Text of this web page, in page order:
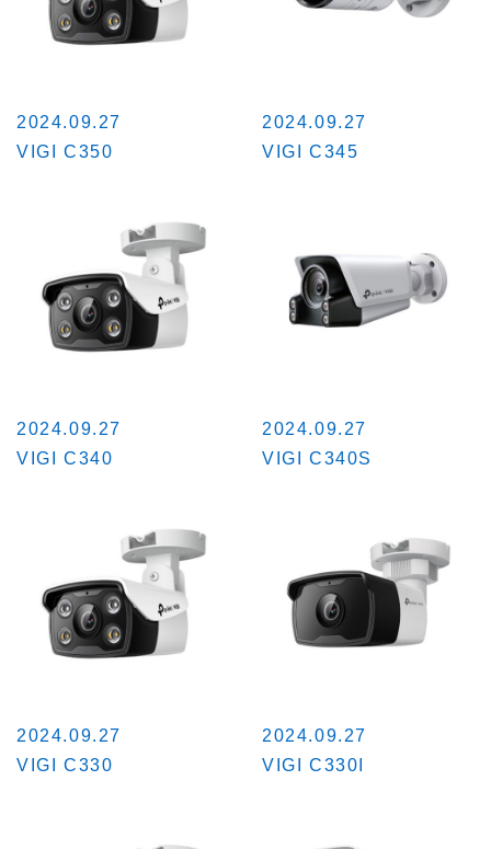
2024.09.27
VIGI C350
2024.09.27
VIGI C345
2024.09.27
VIGI C340
2024.09.27
VIGI C340S
2024.09.27
VIGI C330
2024.09.27
VIGI C330I